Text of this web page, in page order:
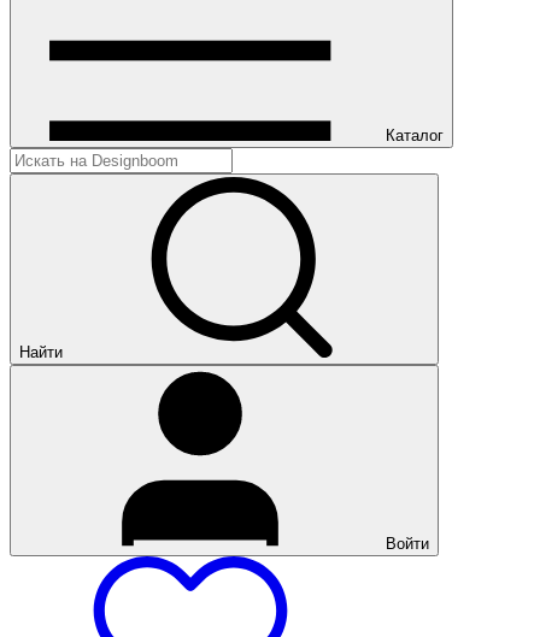
Каталог
Найти
Войти